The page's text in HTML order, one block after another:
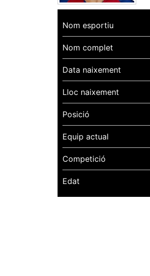
Nom esportiu
Nom complet
Data naixement
Lloc naixement
Posició
Equip actual
Competició
Edat